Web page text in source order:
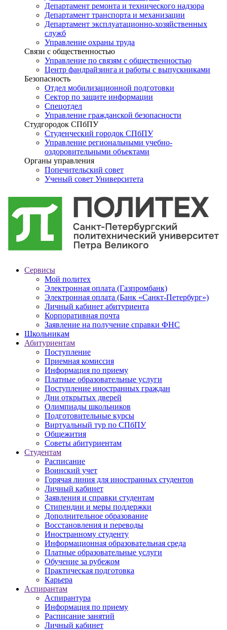
Департамент ремонта и технического надзора
Департамент транспорта и механизации
Департамент эксплуатационно-хозяйственных
служб
Управление охраны труда
Связи с общественностью
Управление по связям с общественностью
Центр фандрайзинга и работы с выпускниками
Безопасность
Отдел мобилизационной подготовки
Сектор по защите информации
Спецотдел
Управление гражданской безопасности
Студгородок СПбПУ
Студенческий городок СПбПУ
Управление региональными учебно-
оздоровительными объектами
Органы управления
Попечительский совет
Ученый совет Университета
Сервисы
Мой политех
Электронная оплата (Газпромбанк)
Электронная оплата (Банк «Санкт-Петербург»)
Личный кабинет абитуриента
Корпоративная почта
Заявление на получение справки ФНС
Школьникам
Абитуриентам
Поступление
Приемная комиссия
Информация по приему
Платные образовательные услуги
Поступление иностранных граждан
Дни открытых дверей
Олимпиады школьников
Подготовительные курсы
Виртуальный тур по СПбПУ
Общежития
Советы абитуриентам
Студентам
Расписание
Воинский учет
Горячая линия для иностранных студентов
Личный кабинет
Заявления и справки студентам
Стипендии и меры поддержки
Дополнительное образование
Восстановления и переводы
Иностранному студенту
Информационная образовательная среда
Платные образовательные услуги
Обучение за рубежом
Практическая подготовка
Карьера
Аспирантам
Аспирантура
Информация по приему
Расписание занятий
Личный кабинет